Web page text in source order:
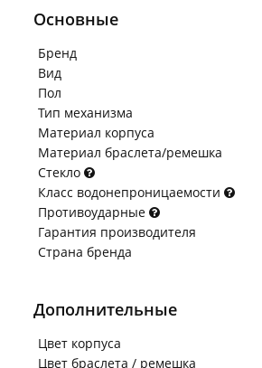
Основные
Бренд
Вид
Пол
Тип механизма
Материал корпуса
Материал браслета/ремешка
Стекло
Класс водонепроницаемости
Противоударные
Гарантия производителя
Страна бренда
Дополнительные
Цвет корпуса
Цвет браслета / ремешка